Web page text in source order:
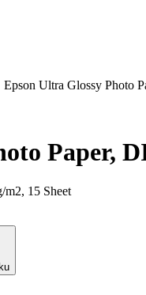
Epson Ultra Glossy Photo
Paper,
15 Sheet